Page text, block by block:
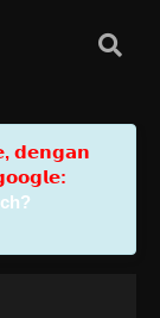
𝗱𝗲𝗻𝗴𝗮𝗻